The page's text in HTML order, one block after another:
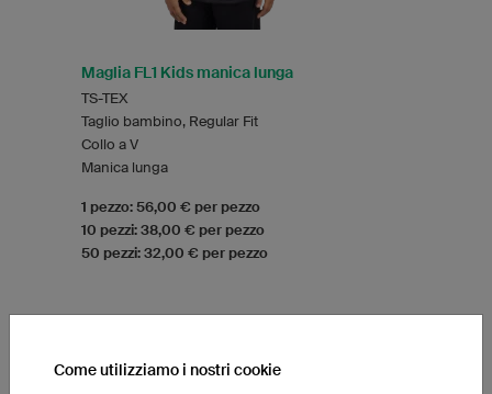
Maglia FL1 Kids manica lunga
TS-TEX
Taglio bambino, Regular Fit
Collo a V
Manica lunga
1 pezzo: 56,00 € per pezzo
10 pezzi: 38,00 € per pezzo
50 pezzi: 32,00 € per pezzo
Come utilizziamo i nostri cookie